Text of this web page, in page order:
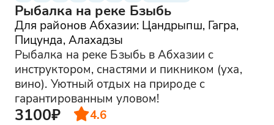
Рыбалка на реке Бзыбь
Для районов Абхазии: Цандрыпш, Гагра,
Пицунда, Алахадзы
Рыбалка на реке Бзыбь в Абхазии с
инструктором, снастями и пикником (уха,
вино). Уютный отдых на природе с
гарантированным уловом!
3100₽ 4.6